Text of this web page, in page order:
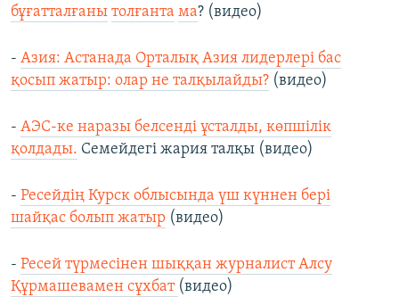
бұғатталғаны толғанта ма? (видео)
- Азия: Астанада Орталық Азия лидерлері бас
қосып жатыр: олар не талқылайды? (видео)
- АЭС-ке наразы белсенді ұсталды, көпшілік
қолдады. Семейдегі жария талқы (видео)
- Ресейдің Курск облысында үш күннен бері
шайқас болып жатыр (видео)
- Ресей түрмесінен шыққан журналист Алсу
Құрмашевамен сұхбат (видео)